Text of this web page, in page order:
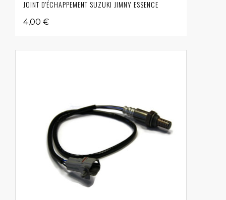
JOINT D'ÉCHAPPEMENT SUZUKI JIMNY ESSENCE
4,00 €